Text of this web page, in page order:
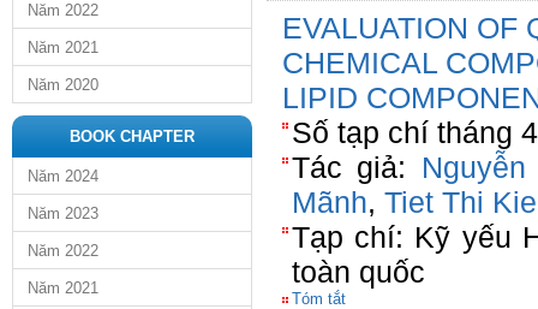
Năm 2022
Năm 2021
Năm 2020
BOOK CHAPTER
Năm 2024
Năm 2023
Năm 2022
Năm 2021
EVALUATION OF
CHEMICAL
LIPID
Số tạp chí tháng
Tác giả:
Mãnh, Tiet Thi
Tạp chí: Kỹ yếu
toàn quốc
Tóm tắt